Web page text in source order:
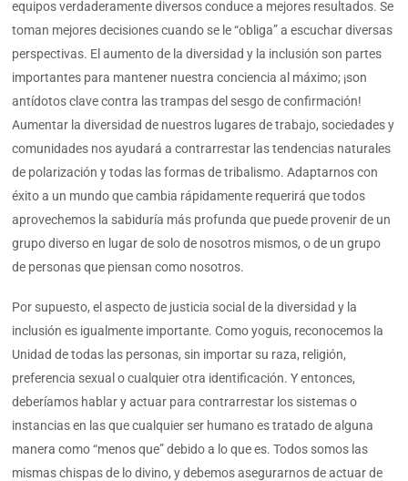
equipos verdaderamente diversos conduce a mejores resultados. Se
toman mejores decisiones cuando se le “obliga” a escuchar diversas
perspectivas. El aumento de la diversidad y la inclusión son partes
importantes para mantener nuestra conciencia al máximo; ¡son
antídotos clave contra las trampas del sesgo de confirmación!
Aumentar la diversidad de nuestros lugares de trabajo, sociedades y
comunidades nos ayudará a contrarrestar las tendencias naturales
de polarización y todas las formas de tribalismo. Adaptarnos con
éxito a un mundo que cambia rápidamente requerirá que todos
aprovechemos la sabiduría más profunda que puede provenir de un
grupo diverso en lugar de solo de nosotros mismos, o de un grupo
de personas que piensan como nosotros.
Por supuesto, el aspecto de justicia social de la diversidad y la
inclusión es igualmente importante. Como yoguis, reconocemos la
Unidad de todas las personas, sin importar su raza, religión,
preferencia sexual o cualquier otra identificación. Y entonces,
deberíamos hablar y actuar para contrarrestar los sistemas o
instancias en las que cualquier ser humano es tratado de alguna
manera como “menos que” debido a lo que es. Todos somos las
mismas chispas de lo divino, y debemos asegurarnos de actuar de